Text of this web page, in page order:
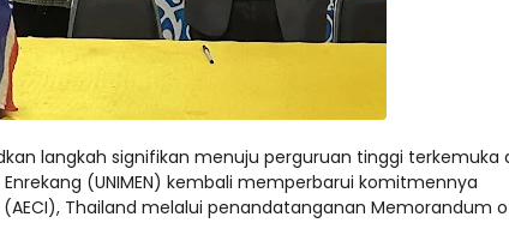
langkah signifikan menuju perguruan tinggi terkemuka
(UNIMEN) kembali memperbarui komitmennya
Thailand melalui penandatanganan Memorandum